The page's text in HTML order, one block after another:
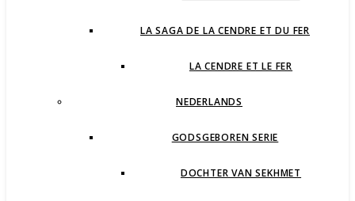
LA SAGA DE LA CENDRE ET DU FER
LA CENDRE ET LE FER
NEDERLANDS
GODSGEBOREN SERIE
DOCHTER VAN SEKHMET